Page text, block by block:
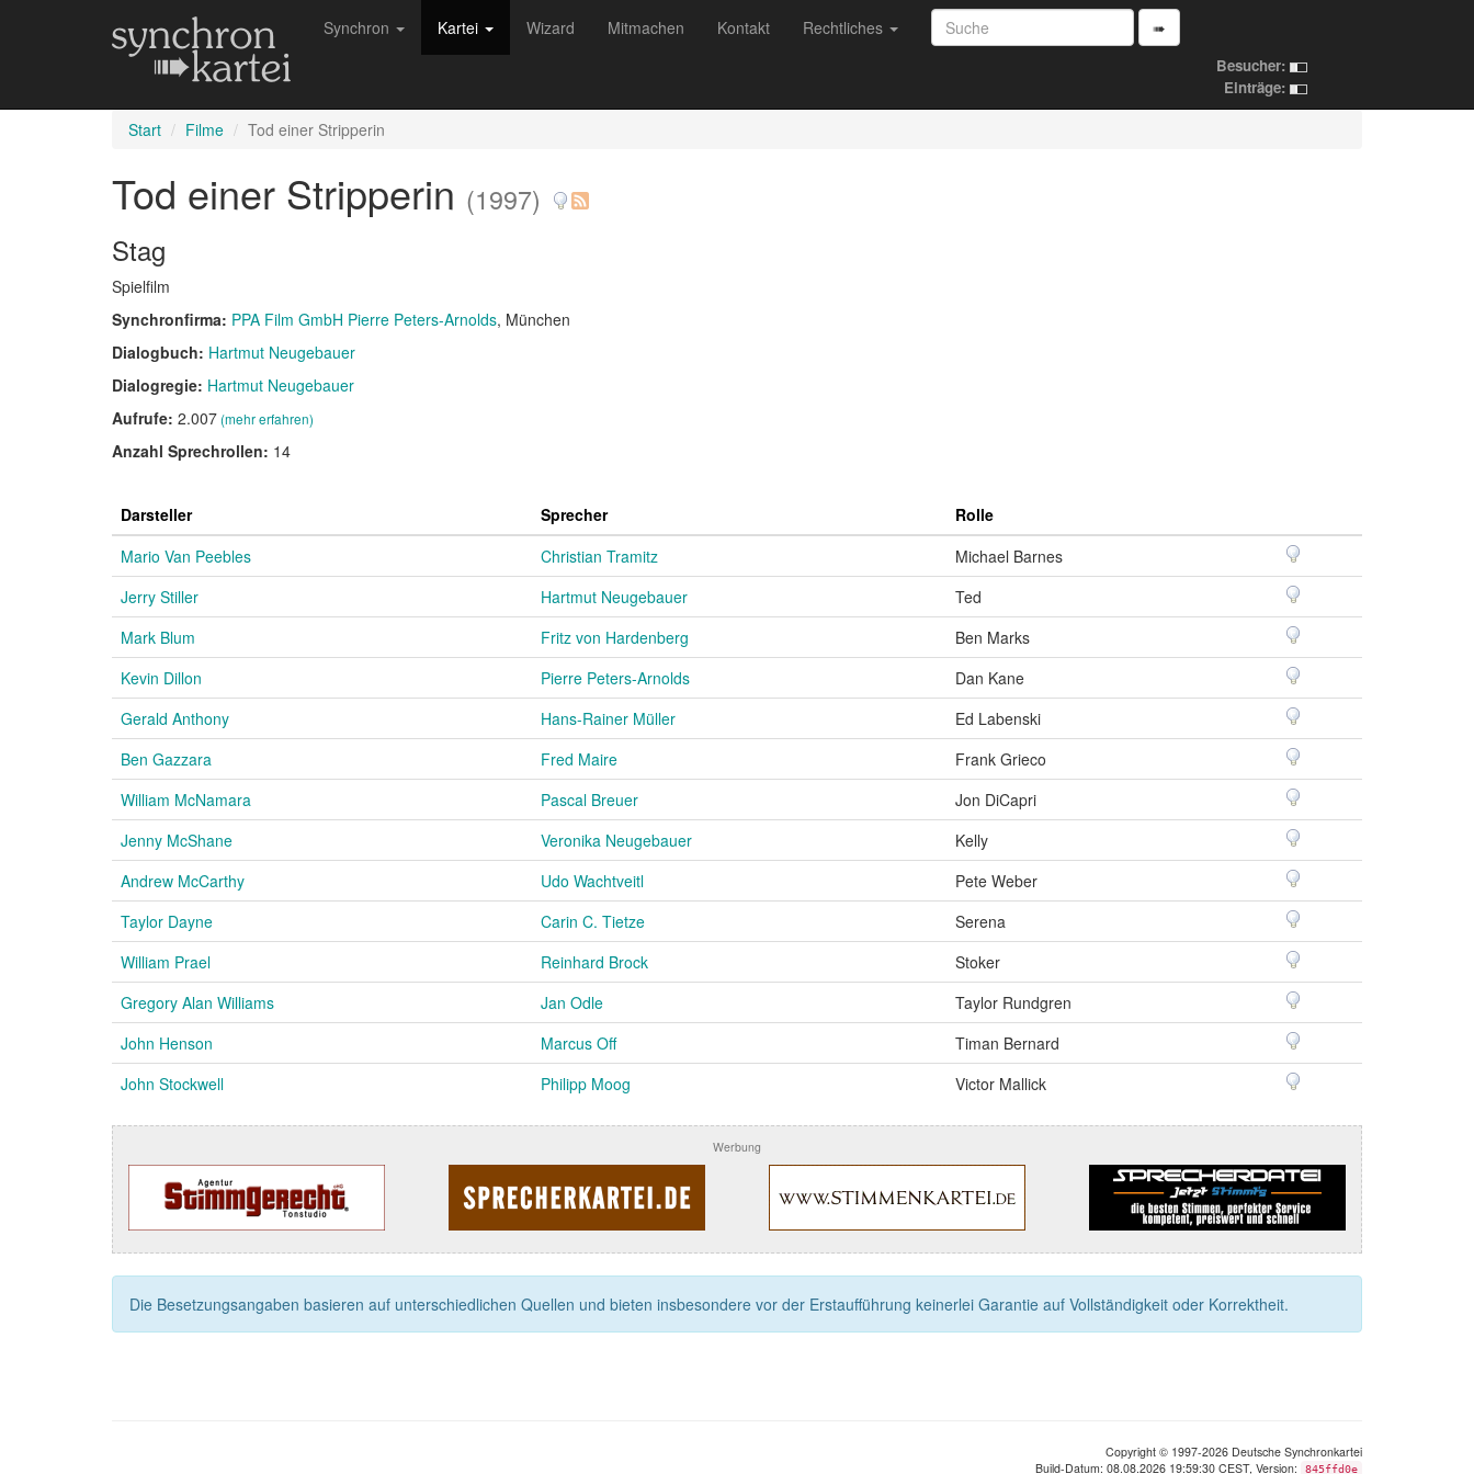
Synchron Kartei Wizard Mitmachen Kontakt Rechtliches ➠
Besucher:
Einträge:
Start Filme Tod einer Stripperin
Tod einer Stripperin (1997)
Stag
Spielfilm
Synchronfirma: PPA Film GmbH Pierre Peters-Arnolds, München
Dialogbuch: Hartmut Neugebauer
Dialogregie: Hartmut Neugebauer
Aufrufe: 2.007(mehr erfahren)
Anzahl Sprechrollen: 14
Darsteller Sprecher
Rolle
Mario Van Peebles
Christian Tramitz
Michael Barnes
Jerry Stiller
Hartmut Neugebauer
Ted
Mark Blum
Fritz von Hardenberg
Ben Marks
Kevin Dillon
Pierre Peters-Arnolds
Dan Kane
Gerald Anthony
Hans-Rainer Müller
Ed Labenski
Ben Gazzara
Fred Maire
Frank Grieco
William McNamara
Pascal Breuer
Jon DiCapri
Jenny McShane
Veronika Neugebauer
Kelly
Andrew McCarthy
Udo Wachtveitl
Pete Weber
Taylor Dayne
Carin C. Tietze
Serena
William Prael
Reinhard Brock
Stoker
Gregory Alan Williams
Jan Odle
Taylor Rundgren
John Henson
Marcus Off
Timan Bernard
John Stockwell
Philipp Moog Victor Mallick
Werbung
Die Besetzungsangaben basieren auf unterschiedlichen Quellen und bieten insbesondere vor der Erstaufführung keinerlei Garantie auf Vollständigkeit oder Korrektheit.
Copyright © 1997-2026 Deutsche Synchronkartei
Build-Datum: 08.08.2026 19:59:30 CEST, Version:
845ffd0e